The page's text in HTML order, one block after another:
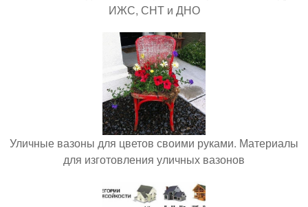
ИЖС, СНТ и ДНО
Уличные вазоны для цветов своими руками. Материалы
для изготовления уличных вазонов